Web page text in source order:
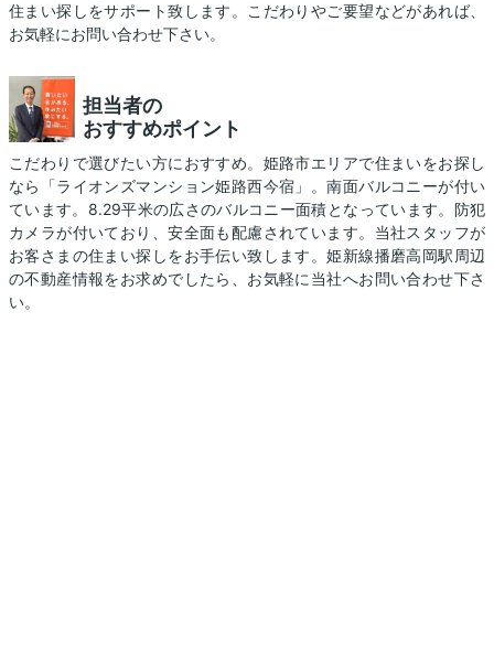
住まい探しをサポート致します。こだわりやご要望などがあれば、
お気軽にお問い合わせ下さい。
担当者の
おすすめポイント
こだわりで選びたい方におすすめ。姫路市エリアで住まいをお探し
なら「ライオンズマンション姫路西今宿」。南面バルコニーが付い
ています。8.29平米の広さのバルコニー面積となっています。防犯
カメラが付いており、安全面も配慮されています。当社スタッフが
お客さまの住まい探しをお手伝い致します。姫新線播磨高岡駅周辺
の不動産情報をお求めでしたら、お気軽に当社へお問い合わせ下さ
い。